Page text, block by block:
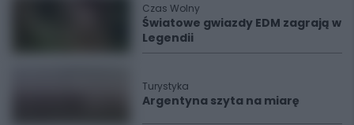
Czas Wolny
Światowe gwiazdy EDM zagrają w
Legendii
Turystyka
Argentyna szyta na miarę